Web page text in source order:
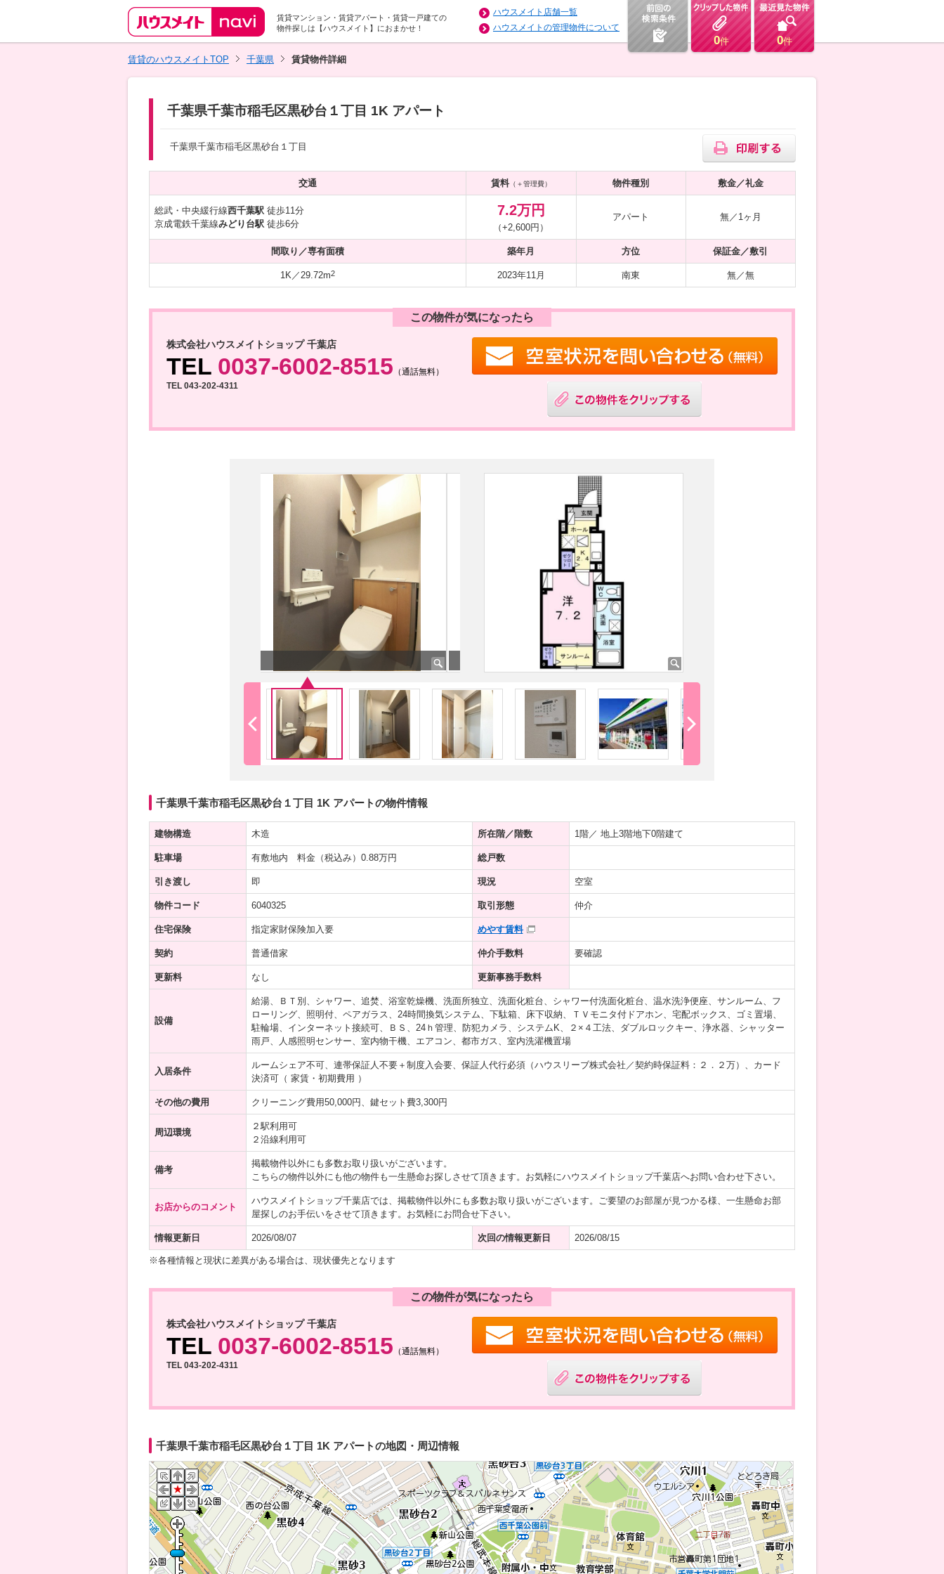
賃貸マンション・賃貸アパート・賃貸一戸建ての
物件探しは【ハウスメイト】におまかせ！
ハウスメイト店舗一覧
ハウスメイトの管理物件について
0件 0件
賃貸のハウスメイトTOP
千葉県 賃貸物件詳細
千葉県千葉市稲毛区黒砂台１丁目 1K アパート
千葉県千葉市稲毛区黒砂台１丁目
交通 賃料（＋管理費） 物件種別 敷金／礼金
総武・中央緩行線西千葉駅徒歩11分
京成電鉄千葉線みどり台駅徒歩6分
7.2万円
（+2,600円）
アパート 無／1ヶ月
間取り／専有面積 築年月 方位 保証金／敷引
1K／29.72m2 2023年11月 南東 無／無
この物件が気になったら
株式会社ハウスメイトショップ 千葉店
TEL 0037-6002-8515 （通話無料）
TEL 043-202-4311
千葉県千葉市稲毛区黒砂台１丁目 1K アパートの物件情報
建物構造 木造 所在階／階数 1階／ 地上3階地下0階建て
駐車場 有敷地内 料金（税込み）0.88万円 総戸数
引き渡し 即 現況 空室
物件コード 6040325 取引形態 仲介
住宅保険 指定家財保険加入要 めやす賃料
契約 普通借家 仲介手数料 要確認
更新料 なし 更新事務手数料
設備
給湯、ＢＴ別、シャワー、追焚、浴室乾燥機、洗面所独立、洗面化粧台、シャワー付洗面化粧台、温水洗浄便座、サンルーム、フ
ローリング、照明付、ペアガラス、24時間換気システム、下駄箱、床下収納、ＴＶモニタ付ドアホン、宅配ボックス、ゴミ置場、
駐輪場、インターネット接続可、ＢＳ、24ｈ管理、防犯カメラ、システムK、２×４工法、ダブルロックキー、浄水器、シャッター
雨戸、人感照明センサー、室内物干機、エアコン、都市ガス、室内洗濯機置場
入居条件
ルームシェア不可、連帯保証人不要＋制度入会要、保証人代行必須（ハウスリーブ株式会社／契約時保証料：２．２万）、カード
決済可（ 家賃・初期費用 ）
その他の費用 クリーニング費用50,000円、鍵セット費3,300円
周辺環境
２駅利用可
２沿線利用可
備考
掲載物件以外にも多数お取り扱いがございます。
こちらの物件以外にも他の物件も一生懸命お探しさせて頂きます。お気軽にハウスメイトショップ千葉店へお問い合わせ下さい。
お店からのコメント
ハウスメイトショップ千葉店では、掲載物件以外にも多数お取り扱いがございます。ご要望のお部屋が見つかる様、一生懸命お部
屋探しのお手伝いをさせて頂きます。お気軽にお問合せ下さい。
情報更新日 2026/08/07 次回の情報更新日 2026/08/15
※各種情報と現状に差異がある場合は、現状優先となります
この物件が気になったら
株式会社ハウスメイトショップ 千葉店
TEL 0037-6002-8515 （通話無料）
TEL 043-202-4311
千葉県千葉市稲毛区黒砂台１丁目 1K アパートの地図・周辺情報